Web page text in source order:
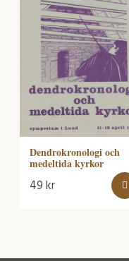
Dendrokronologi och
medeltida kyrkor
49kr